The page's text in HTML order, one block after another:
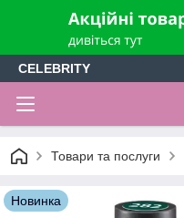
CELEBRITY
Товари та послуги
Новинка